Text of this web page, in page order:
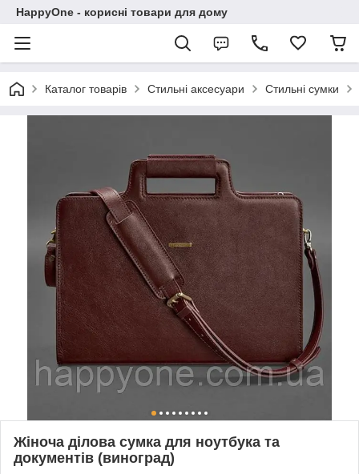
HappyOne - корисні товари для дому
Каталог товарів Стильні аксесуари Стильні сумки
Жіноча ділова сумка для ноутбука та
документів (виноград)